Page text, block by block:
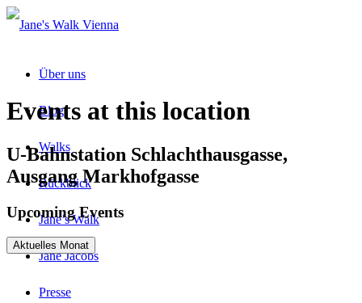
Über uns
Blog
Walks
Rückblick
Jane’s Walk
Jane Jacobs
Presse
Events at this location
U-Bahnstation Schlachthausgasse,
Ausgang Markhofgasse
Upcoming Events
Aktuelles Monat